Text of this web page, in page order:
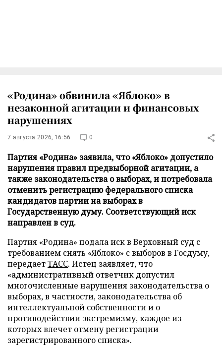
«Родина» обвинила «Яблоко» в
незаконной агитации и финансовых
нарушениях
7 августа 2026, 16:56 0
Партия «Родина» заявила, что «Яблоко» допустило
нарушения правил предвыборной агитации, а
также законодательства о выборах, и потребовала
отменить регистрацию федерального списка
кандидатов партии на выборах в
Государственную думу. Соответствующий иск
направлен в суд.
Партия «Родина» подала иск в Верховный суд с
требованием снять «Яблоко» с выборов в Госдуму,
передаетТАСС. Истец заявляет, что
«административный ответчик допустил
многочисленные нарушения законодательства о
выборах, в частности, законодательства об
интеллектуальной собственности и о
противодействии экстремизму, каждое из
которых влечет отмену регистрации
зарегистрированного списка».